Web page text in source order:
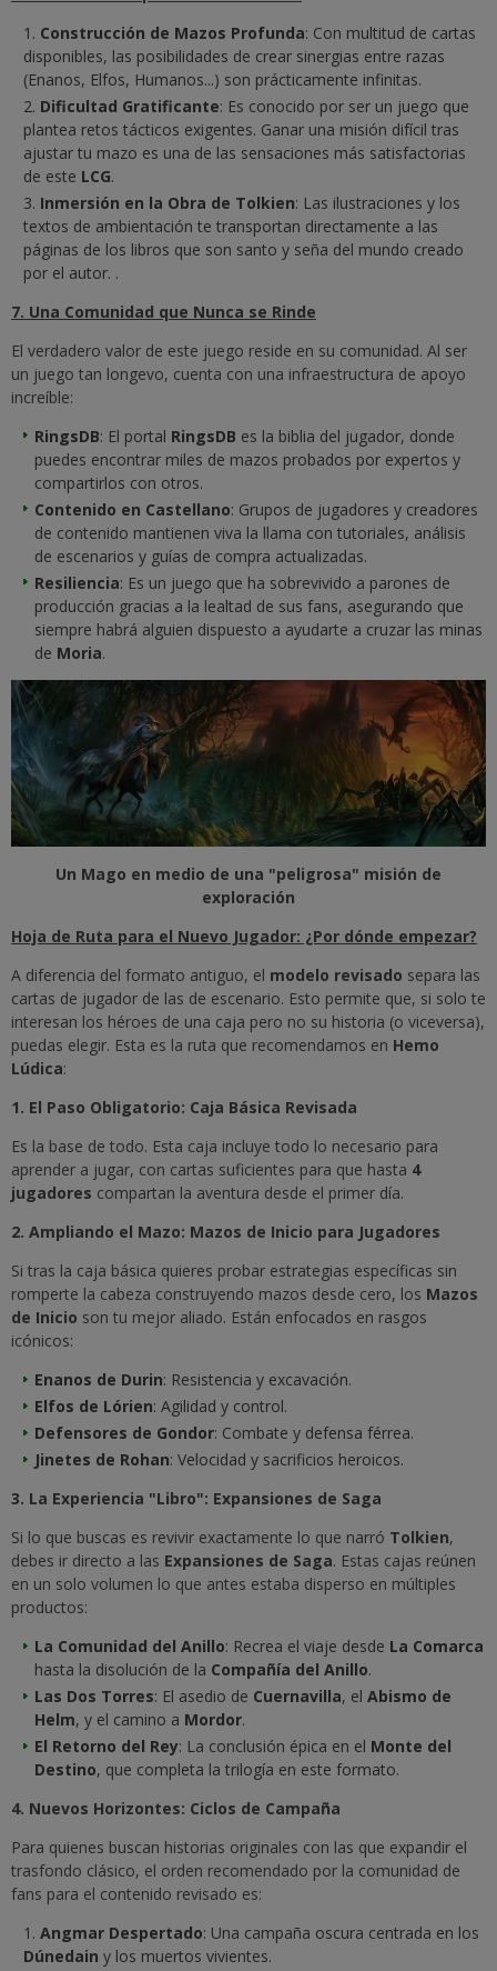
Construcción de Mazos Profunda: Con multitud de cartas
disponibles, las posibilidades de crear sinergias entre razas
(Enanos, Elfos, Humanos...) son prácticamente infinitas.
Dificultad Gratificante: Es conocido por ser un juego que
plantea retos tácticos exigentes. Ganar una misión difícil tras
ajustar tu mazo es una de las sensaciones más satisfactorias
de este LCG.
Inmersión en la Obra de Tolkien: Las ilustraciones y los
textos de ambientación te transportan directamente a las
páginas de los libros que son santo y seña del mundo creado
por el autor. .
7. Una Comunidad que Nunca se Rinde
El verdadero valor de este juego reside en su comunidad. Al ser
un juego tan longevo, cuenta con una infraestructura de apoyo
increíble:
RingsDB: El portal RingsDB es la biblia del jugador, donde
puedes encontrar miles de mazos probados por expertos y
compartirlos con otros.
Contenido en Castellano: Grupos de jugadores y creadores
de contenido mantienen viva la llama con tutoriales, análisis
de escenarios y guías de compra actualizadas.
Resiliencia: Es un juego que ha sobrevivido a parones de
producción gracias a la lealtad de sus fans, asegurando que
siempre habrá alguien dispuesto a ayudarte a cruzar las minas
de Moria.
Un Mago en medio de una "peligrosa" misión de
exploración
Hoja de Ruta para el Nuevo Jugador: ¿Por dónde empezar?
A diferencia del formato antiguo, el modelo revisado separa las
cartas de jugador de las de escenario. Esto permite que, si solo te
interesan los héroes de una caja pero no su historia (o viceversa),
puedas elegir. Esta es la ruta que recomendamos en Hemo
Lúdica:
1. El Paso Obligatorio: Caja Básica Revisada
Es la base de todo. Esta caja incluye todo lo necesario para
aprender a jugar, con cartas suficientes para que hasta 4
jugadores compartan la aventura desde el primer día.
2. Ampliando el Mazo: Mazos de Inicio para Jugadores
Si tras la caja básica quieres probar estrategias específicas sin
romperte la cabeza construyendo mazos desde cero, los Mazos
de Inicio son tu mejor aliado. Están enfocados en rasgos
icónicos:
Enanos de Durin: Resistencia y excavación.
Elfos de Lórien: Agilidad y control.
Defensores de Gondor: Combate y defensa férrea.
Jinetes de Rohan: Velocidad y sacrificios heroicos.
3. La Experiencia "Libro": Expansiones de Saga
Si lo que buscas es revivir exactamente lo que narró Tolkien,
debes ir directo a las Expansiones de Saga. Estas cajas reúnen
en un solo volumen lo que antes estaba disperso en múltiples
productos:
La Comunidad del Anillo: Recrea el viaje desde La Comarca
hasta la disolución de la Compañía del Anillo.
Las Dos Torres: El asedio de Cuernavilla, el Abismo de
Helm, y el camino a Mordor.
El Retorno del Rey: La conclusión épica en el Monte del
Destino, que completa la trilogía en este formato.
4. Nuevos Horizontes: Ciclos de Campaña
Para quienes buscan historias originales con las que expandir el
trasfondo clásico, el orden recomendado por la comunidad de
fans para el contenido revisado es:
Angmar Despertado: Una campaña oscura centrada en los
Dúnedain y los muertos vivientes.